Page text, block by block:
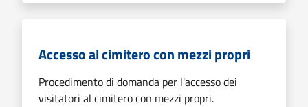
Accesso al cimitero con mezzi propri
Procedimento di domanda per l'accesso dei
visitatori al cimitero con mezzi propri.